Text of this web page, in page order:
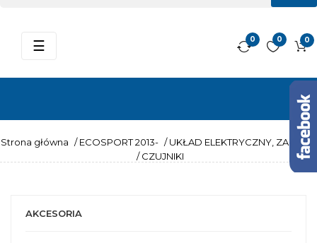
0
0
0
Przełącz
☰
Strona główna / ECOSPORT 2013- / UKŁAD ELEKTRYCZNY, ZAPŁON
/ CZUJNIKI
AKCESORIA